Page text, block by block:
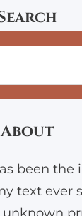
About
been the
text ever